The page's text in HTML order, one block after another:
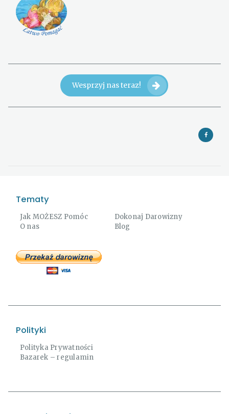
Wesprzyj nas teraz!
Tematy
Jak MOŻESZ Pomóc
Dokonaj Darowizny
O nas
Blog
Polityki
Polityka Prywatności
Bazarek – regulamin